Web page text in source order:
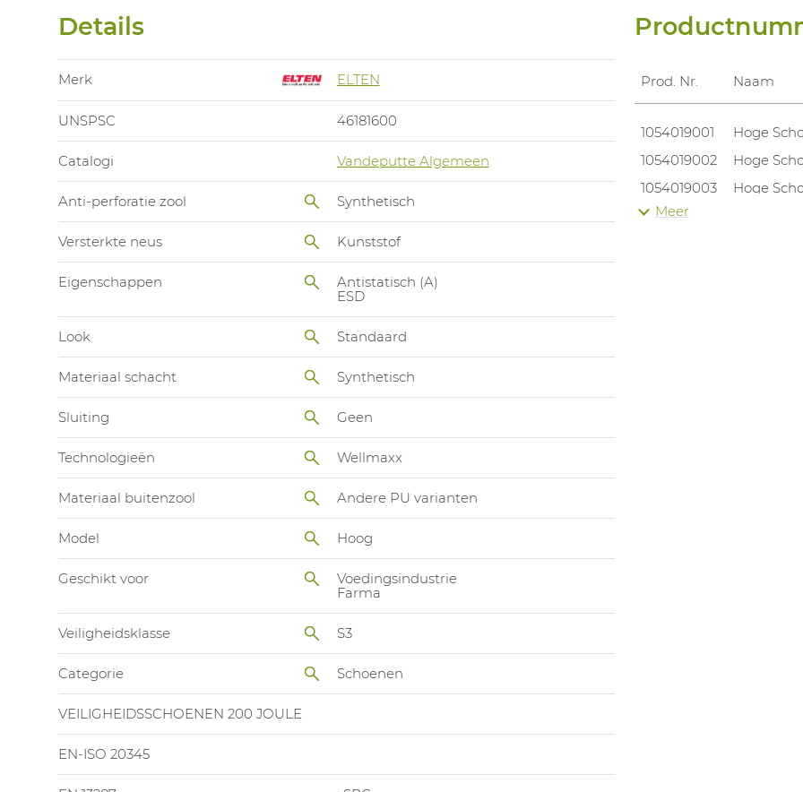
Details
Merk ELTEN
UNSPSC 46181600
Catalogi Vandeputte Algemeen
Anti-perforatie zool Synthetisch
Versterkte neus Kunststof
Eigenschappen
Antistatisch (A)
ESD
Look Standaard
Materiaal schacht Synthetisch
Sluiting Geen
Technologieën Wellmaxx
Materiaal buitenzool Andere PU varianten
Model Hoog
Geschikt voor
Voedingsindustrie
Farma
Veiligheidsklasse S3
Categorie Schoenen
VEILIGHEIDSSCHOENEN 200 JOULE
EN-ISO 20345
Prod. Nr. Naam
1054019001 Hoge
1054019002
Hoge
1054019003
Hoge
1054019004
Meer